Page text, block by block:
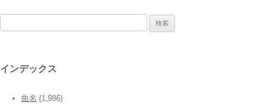
インデックス
曲名 (1,986)